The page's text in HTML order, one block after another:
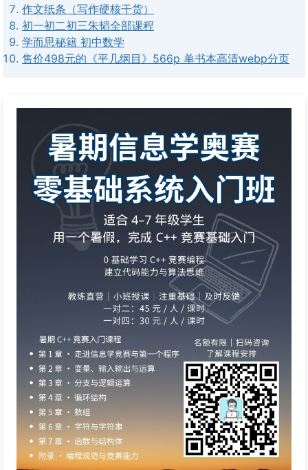
作文纸条（写作硬核干货）
初一初二初三朱韬全部课程
学而思秘籍 初中数学
售价498元的《平几纲目》566p 单书本高清webp分页